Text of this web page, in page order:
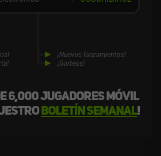
6,000 jugadores móvil
boletín semanal!
¡Nuevos lanzamientos!
¡Sorteos!